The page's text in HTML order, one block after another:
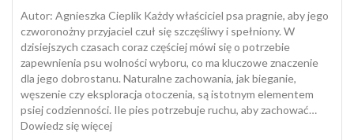
badanie
ogólnopolskie
​Autor: Agnieszka Cieplik Każdy właściciel psa pragnie, aby jego
czworonożny przyjaciel czuł się szczęśliwy i spełniony. W
dzisiejszych czasach coraz częściej mówi się o potrzebie
zapewnienia psu wolności wyboru, co ma kluczowe znaczenie
dla jego dobrostanu. Naturalne zachowania, jak bieganie,
węszenie czy eksploracja otoczenia, są istotnym elementem
psiej codzienności. Ile pies potrzebuje ruchu, aby zachować…
Dowiedz się więcej: